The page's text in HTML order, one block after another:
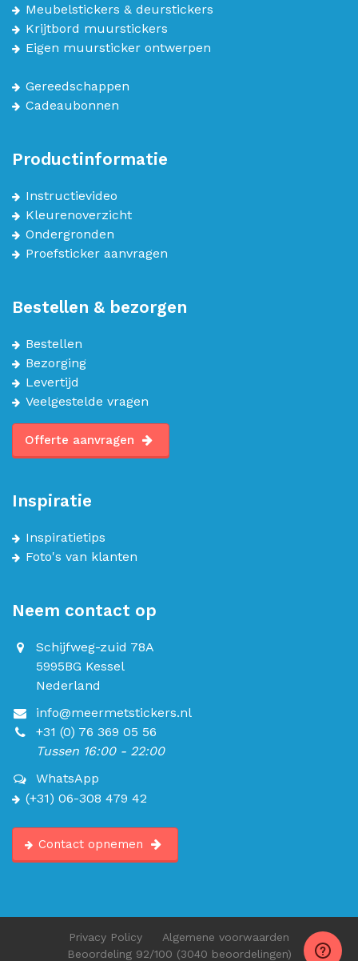
Meubelstickers & deurstickers
Krijtbord muurstickers
Eigen muursticker ontwerpen
Gereedschappen
Cadeaubonnen
Productinformatie
Instructievideo
Kleurenoverzicht
Ondergronden
Proefsticker aanvragen
Bestellen & bezorgen
Bestellen
Bezorging
Levertijd
Veelgestelde vragen
Offerte aanvragen
Inspiratie
Inspiratietips
Foto's van klanten
Neem contact op
Schijfweg-zuid 78A
5995BG Kessel
Nederland
info@meermetstickers.nl
+31 (0) 76 369 05 56
Tussen 16:00 - 22:00
WhatsApp
(+31) 06-308 479 42
Contact opnemen
Privacy Policy
Algemene voorwaarden
Beoordeling 92/100 (3040 beoordelingen)